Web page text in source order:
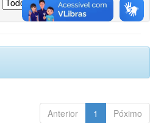
Anterior 1 Póximo